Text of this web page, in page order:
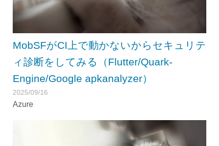
MobSFがCI上で動かないからセキュリテ
ィ診断をしてみる（Flutter/Quark-
Engine/Google apkanalyzer）
2025/09/16
Azure